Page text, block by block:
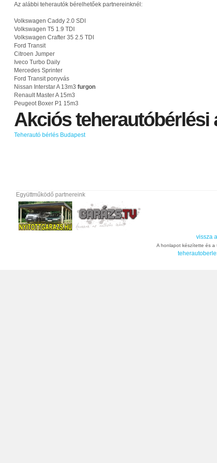
Az alábbi teherautók bérelhetőek partnereinknél:
Volkswagen Caddy 2.0 SDI
Volkswagen T5 1.9 TDI
Volkswagen Crafter 35 2.5 TDI
Ford Transit
Citroen Jumper
Iveco Turbo Daily
Mercedes Sprinter
Ford Transit ponyvás
Nissan Interstar A 13m3 furgon
Renault Master A 15m3
Peugeot Boxer P1 15m3
Akciósteherautóbérlési
Teherautó bérlés Budapest
Együttműködő partnereink
vissza
A honlapot készítette és